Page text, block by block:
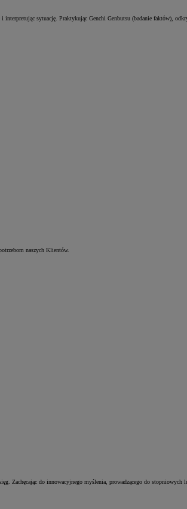
sytuację. Praktykując Genchi Genbutsu (badanie faktów),
naszych Klientów.
Zachęcając do innowacyjnego myślenia, prowadzącego do